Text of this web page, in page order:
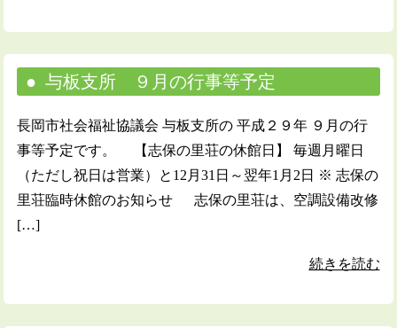
与板支所 ９月の行事等予定
長岡市社会福祉協議会 与板支所の 平成２９年 ９月の行
事等予定です。 【志保の里荘の休館日】 毎週月曜日
（ただし祝日は営業）と12月31日～翌年1月2日 ※ 志保の
里荘臨時休館のお知らせ 志保の里荘は、空調設備改修
[…]
続きを読む